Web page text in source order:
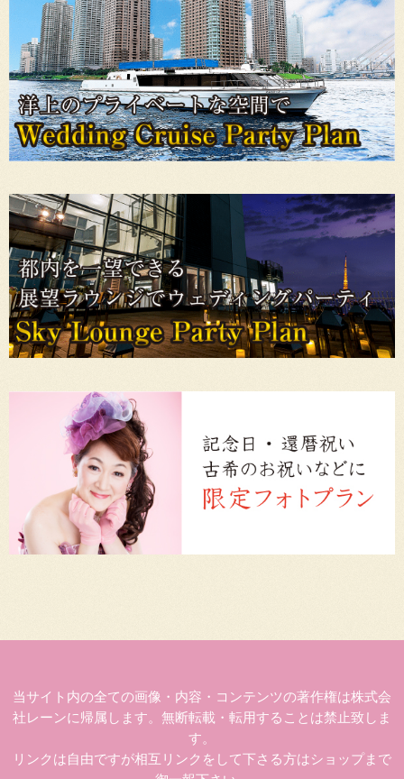
当サイト内の全ての画像・内容・コンテンツの著作権は株式会
社レーンに帰属します。無断転載・転用することは禁止致しま
す。
リンクは自由ですが相互リンクをして下さる方はショップまで